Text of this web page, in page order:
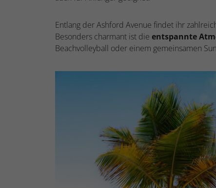
Entlang der Ashford Avenue findet ihr
Besonders charmant ist die entspannte
Beachvolleyball oder einem gemeinsamen